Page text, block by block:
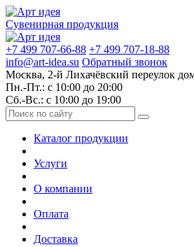
Сувенирная продукция
+7 499 707-66-88 +7 499 707-18-88
info@art-idea.su Обратный звонок
Москва, 2-й Лихачёвский переулок
Пн.-Пт.: с 10:00 до 20:00
Сб.-Вс.: с 10:00 до 19:00
Каталог продукции
Услуги
О компании
Оплата
Доставка